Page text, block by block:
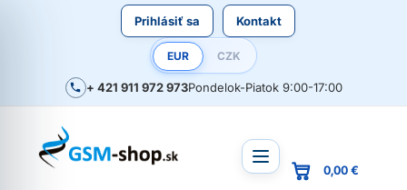
Prihlásiť sa Kontakt
EUR CZK
+ 421 911 972 973Pondelok-Piatok 9:00-17:00
0,00 €